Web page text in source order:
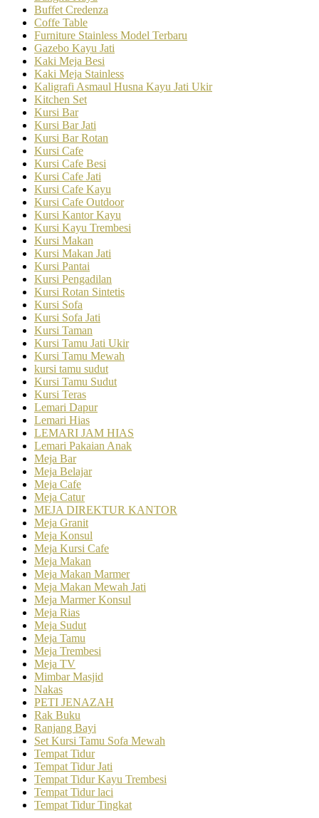
Buffet Credenza
Coffe Table
Furniture Stainless Model Terbaru
Gazebo Kayu Jati
Kaki Meja Besi
Kaki Meja Stainless
Kaligrafi Asmaul Husna Kayu Jati Ukir
Kitchen Set
Kursi Bar
Kursi Bar Jati
Kursi Bar Rotan
Kursi Cafe
Kursi Cafe Besi
Kursi Cafe Jati
Kursi Cafe Kayu
Kursi Cafe Outdoor
Kursi Kantor Kayu
Kursi Kayu Trembesi
Kursi Makan
Kursi Makan Jati
Kursi Pantai
Kursi Pengadilan
Kursi Rotan Sintetis
Kursi Sofa
Kursi Sofa Jati
Kursi Taman
Kursi Tamu Jati Ukir
Kursi Tamu Mewah
kursi tamu sudut
Kursi Tamu Sudut
Kursi Teras
Lemari Dapur
Lemari Hias
LEMARI JAM HIAS
Lemari Pakaian Anak
Meja Bar
Meja Belajar
Meja Cafe
Meja Catur
MEJA DIREKTUR KANTOR
Meja Granit
Meja Konsul
Meja Kursi Cafe
Meja Makan
Meja Makan Marmer
Meja Makan Mewah Jati
Meja Marmer Konsul
Meja Rias
Meja Sudut
Meja Tamu
Meja Trembesi
Meja TV
Mimbar Masjid
Nakas
PETI JENAZAH
Rak Buku
Ranjang Bayi
Set Kursi Tamu Sofa Mewah
Tempat Tidur
Tempat Tidur Jati
Tempat Tidur Kayu Trembesi
Tempat Tidur laci
Tempat Tidur Tingkat